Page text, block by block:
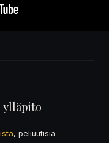
ylläpito
, peliuutisia